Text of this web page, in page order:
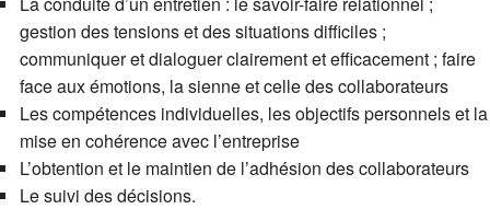
gestion des tensions et des situations difficiles ;
communiquer et dialoguer clairement et efficacement ; faire
face aux émotions, la sienne et celle des collaborateurs
Les compétences individuelles, les objectifs personnels et la
mise en cohérence avec l’entreprise
L’obtention et le maintien de l’adhésion des collaborateurs
Le suivi des décisions.